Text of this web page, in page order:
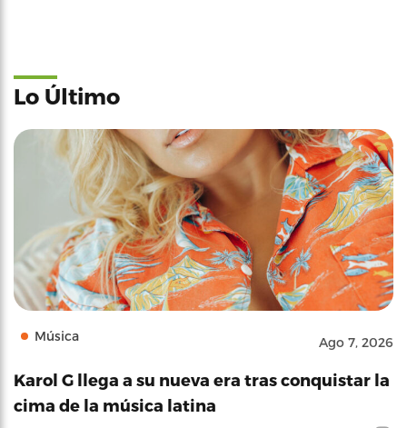
Lo Último
Música Ago 7, 2026
Karol G llega a su nueva era tras conquistar la
cima de la música latina